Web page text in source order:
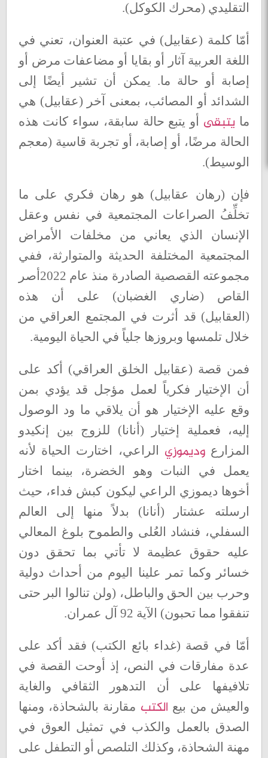
التقليدي (محرك الكوكل).
أمّا كلمة (عقابيل) في عتبة العنوان، تعني في
اللغة العربية آثار أو بقايا أو مضاعفات مرض أو
إصابة أو حالة ما. يمكن أن تشير أيضًا إلى
الشدائد أو المصائب، بمعنى آخر (عقابيل) هي
ما يتبقى أو يتبع حالة سابقة، سواء كانت هذه
الحالة مرضًا، أو إصابة، أو تجربة قاسية (معجم
الوسيط).
فإن (رهان عقابيل) هو رهان فكري على ما
تخلِّفُ الصراعات المجتمعية في نفس وعقل
الإنسان الذي يعاني من مخلفات الأمراض
المجتمعية المختلفة الحديثة والمتوارثة، ففي
مجموعته القصصية الصادرة منذ عام 2022أصر
القاص (ضاري الغضبان) على أن هذه
(العقابيل) قد أثرت في المجتمع العراقي من
خلال تلمسها وبروزها جلياً في الحياة اليومية.
فمن قصة (عقابيل الخلق العراقي) أكد على
أن الإختيار فكرياً لعمل مؤجل قد يؤدي بمن
وقع عليه الإختيار هو أن يلاقي ما ود الوصول
إليه، فعملية إختيار (أنانا) للزوج بين إنكيدو
المزارعوديموزي الراعي، اختارت الحياة لأنه
يعمل في النبات وهو الخضرة، بينما اختار
أخوها ديموزي الراعي ليكون كبش فداء، حيث
ارسلته عشتار (أنانا) بدلاً منها إلى العالم
السفلي، فنشاد العُلى والطموح بلوغ المعالي
عليه حقوق عظيمة لا تأتي بما تحقق دون
خسائر وكما تمر علينا اليوم من أحداث دولية
وحرب بين الحق والباطل، (ولن تنالوا البر حتى
تنفقوا مما تحبون) الآية 92 آل عمران
.
أمّا في قصة (غداء بائع الكتب) فقد أكد على
عدة مفارقات في النص، إذ أوحت القصة في
تلافيفها على أن التدهور الثقافي والغاية
والعيش من بيع الكتب مقارنة بالشحاذة، ومنها
الصدق بالعمل والكذب في تمثيل العوق في
مهنة الشحاذة، وكذلك التلصص أو التطفل على